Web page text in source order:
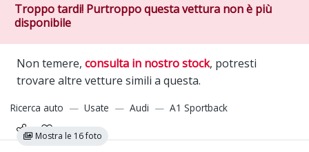
Troppo tardi! Purtroppo questa vettura non è più
disponibile
Non temere, consulta in nostro stock, potresti
trovare altre vetture simili a questa.
Ricerca auto Usate Audi A1 Sportback
Mostra le 16 foto